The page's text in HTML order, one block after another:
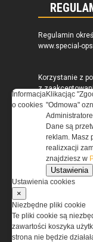
Regulamin
www.special-
Korzystanie z
z
przez Grupa
0000537655,
(zwana dalej
Przeczytaj
Informacja
o cookies
Klikacjąc
"Odmowa"
Dane są
reklam. Masz
realizxacji
znajdziesz w
Ustawienia
Ustawienia cookies
×
Niezbędne pliki cookie
Te pliki cookie są
zawartości koszyka
strona nie będzie